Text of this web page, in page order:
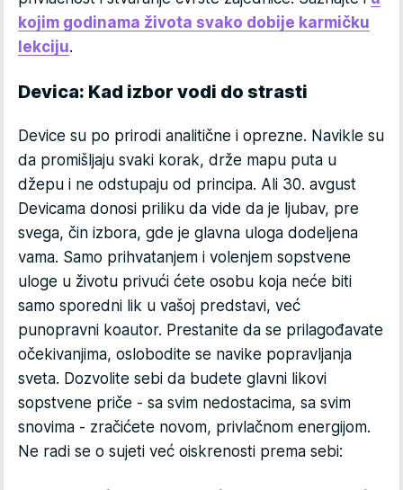
kojim godinama života svako dobije karmičku
lekciju.
Devica: Kad izbor vodi do strasti
Device su po prirodi analitične i oprezne. Navikle su
da promišljaju svaki korak, drže mapu puta u
džepu i ne odstupaju od principa. Ali 30. avgust
Devicama donosi priliku da vide da je ljubav, pre
svega, čin izbora, gde je glavna uloga dodeljena
vama. Samo prihvatanjem i volenjem sopstvene
uloge u životu privući ćete osobu koja neće biti
samo sporedni lik u vašoj predstavi, već
punopravni koautor. Prestanite da se prilagođavate
očekivanjima, oslobodite se navike popravljanja
sveta. Dozvolite sebi da budete glavni likovi
sopstvene priče - sa svim nedostacima, sa svim
snovima - zračićete novom, privlačnom energijom.
Ne radi se o sujeti već oiskrenosti prema sebi: